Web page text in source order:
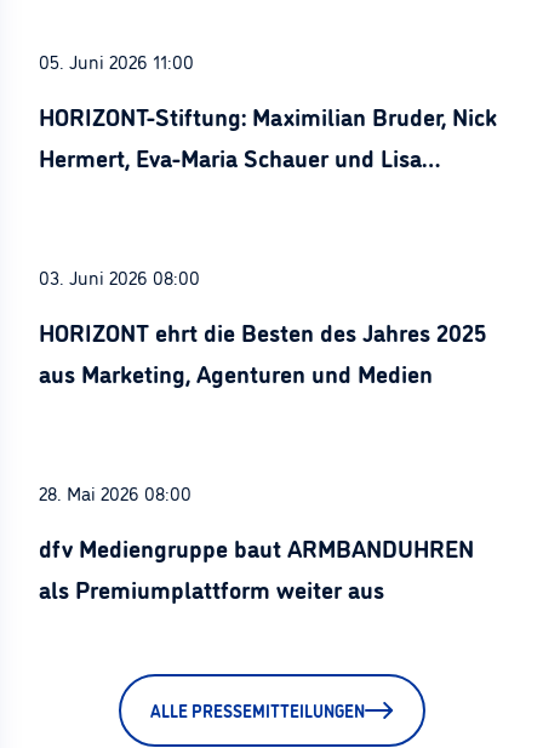
05. Juni 2026 11:00
HORIZONT-Stiftung: Maximilian Bruder, Nick
Hermert, Eva-Maria Schauer und Lisa
03. Juni 2026 08:00
HORIZONT ehrt die Besten des Jahres 2025
aus Marketing, Agenturen und Medien
28. Mai 2026 08:00
dfv Mediengruppe baut ARMBANDUHREN
als Premiumplattform weiter aus
ALLE PRESSEMITTEILUNGEN